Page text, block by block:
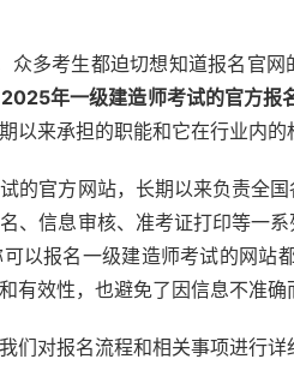
多考生都迫切想知道报名官
2025年一级建造师考试的官方报
以来承担的职能和它在行业内的
的官方网站，长期以来负责全
、信息审核、准考证打印等一
以报名一级建造师考试的网站
有效性，也避免了因信息不准确
们对报名流程和相关事项进行详